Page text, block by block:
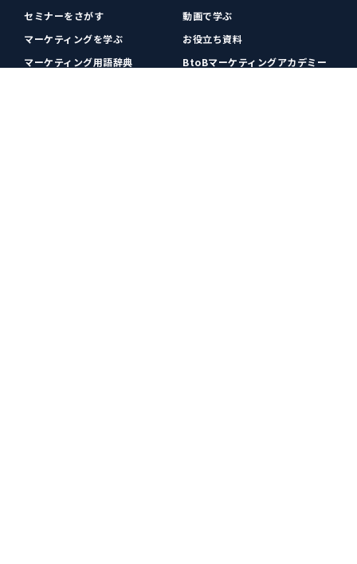
セミナーをさがす
動画で学ぶ
マーケティングを学ぶ
お役立ち資料
マーケティング用語辞典
BtoBマーケティングアカデミー